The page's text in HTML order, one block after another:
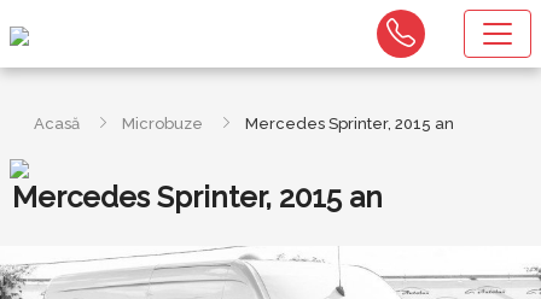
Acasă Microbuze Mercedes Sprinter, 2015 an
Mercedes Sprinter, 2015 an